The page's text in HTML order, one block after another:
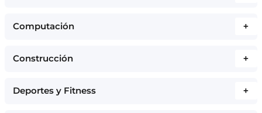
Computación +
Construcción +
Deportes y Fitness +